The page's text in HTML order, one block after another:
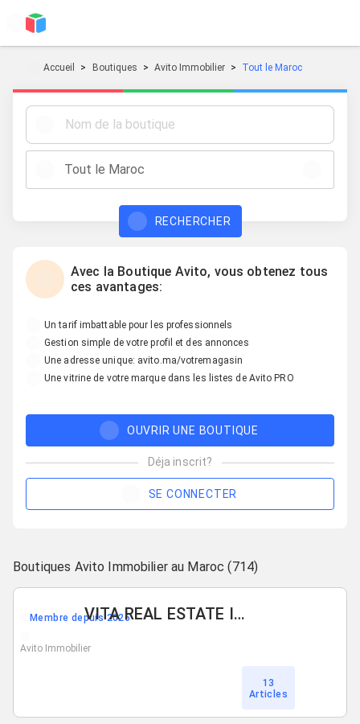
Accueil Boutiques Avito Immobilier Tout le Maroc
Tout le Maroc
RECHERCHER
Avec la Boutique Avito, vous obtenez tous
ces avantages:
Un tarif imbattable pour les professionnels
Gestion simple de votre profil et des annonces
Une adresse unique: avito.ma/votremagasin
Une vitrine de votre marque dans les listes de Avito PRO
OUVRIR UNE BOUTIQUE
Déja inscrit?
SE CONNECTER
Boutiques Avito Immobilier au Maroc (714)
VITA REAL ESTATE IMMO
Membre depuis 2026
Avito Immobilier
13
Articles